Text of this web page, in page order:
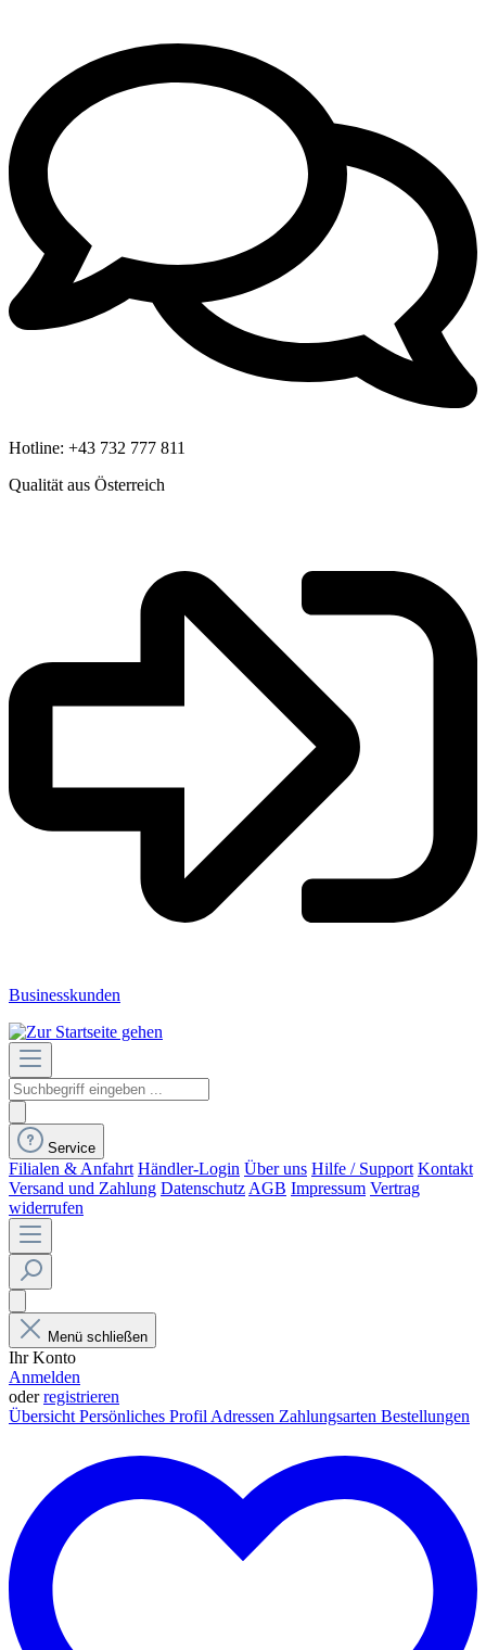
Hotline: +43 732 777 811
Qualität aus Österreich
Businesskunden
Service
Filialen & Anfahrt Händler-Login Über uns Hilfe / Support Kontakt
Versand und Zahlung Datenschutz AGB Impressum Vertrag
widerrufen
Menü schließen
Ihr Konto
Anmelden
oderregistrieren
Übersicht Persönliches Profil Adressen Zahlungsarten Bestellungen